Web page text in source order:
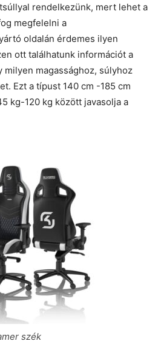
rendelkezünk, mert lehet a
megfelelni a
oldalán érdemes ilyen
ott találhatunk információt a
magassághoz, súlyhoz
Ezt a típust 140 cm -185 cm
kg-120 kg között javasolja a
szék